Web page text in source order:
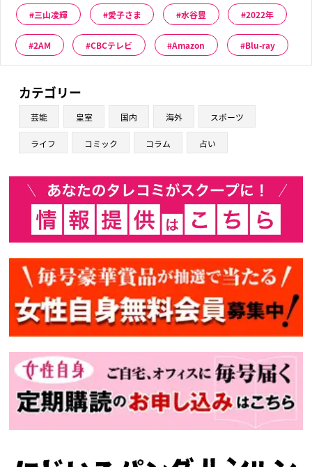
三山凌輝 愛子さま 水谷豊 2022年
2AM CBCテレビ Amazon Blu-ray
カテゴリー
芸能 皇室 国内 海外 スポーツ
ライフ コミック コラム 占い